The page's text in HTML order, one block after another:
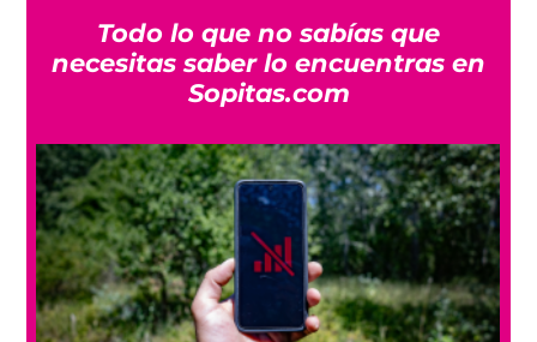
Todo lo que no sabías que
necesitas saber lo encuentras en
Sopitas.com